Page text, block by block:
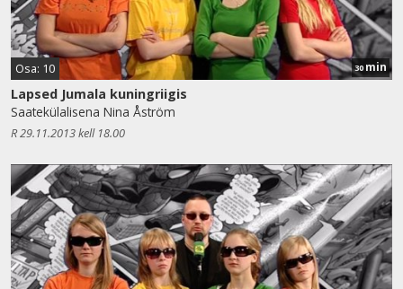
Osa: 10 30min
Lapsed Jumala kuningriigis
Saatekülalisena Nina Åström
R 29.11.2013 kell 18.00